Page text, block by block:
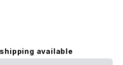
available